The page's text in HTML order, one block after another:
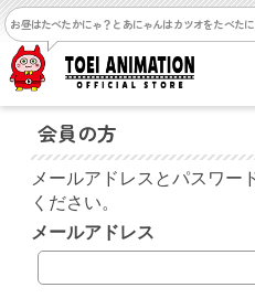
お昼はたべたかにゃ？ とあにゃんはカツオをたべたに
会員の方
メールアドレスとパスワー
ください。
メールアドレス